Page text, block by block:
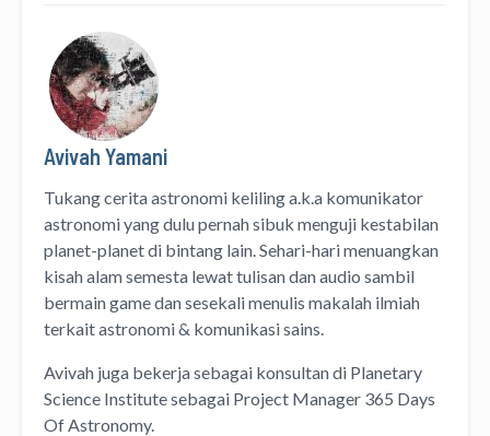
Avivah Yamani
Tukang cerita astronomi kelilinga.k.a komunikator
astronomiyang dulu pernah sibuk menguji kestabilan
planet-planet di bintang lain. Sehari-hari menuangkan
kisah alam semesta lewattulisandanaudio sambil
bermain game dan sesekali menulis makalah ilmiah
terkait astronomi & komunikasi sains.
Avivah juga bekerja sebagai konsultan di Planetary
Science Institutesebagai Project Manager 365 Days
Of Astronomy.